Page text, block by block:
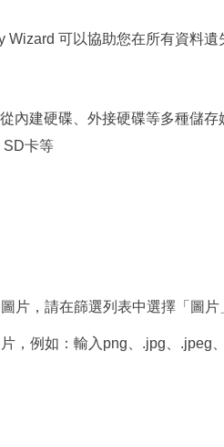
可以協助您在所有資料
內建硬碟、外接硬碟等多種儲
SD卡等
片，請在篩選列表中選擇「圖片
，例如：輸入png、.jpg、.jpeg